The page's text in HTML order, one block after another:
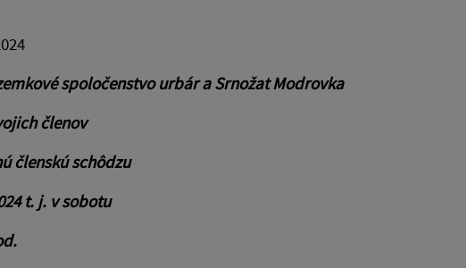
spoločenstvo urbár a Srnožat Modrovka
členov
členskú schôdzu
t. j. v sobotu